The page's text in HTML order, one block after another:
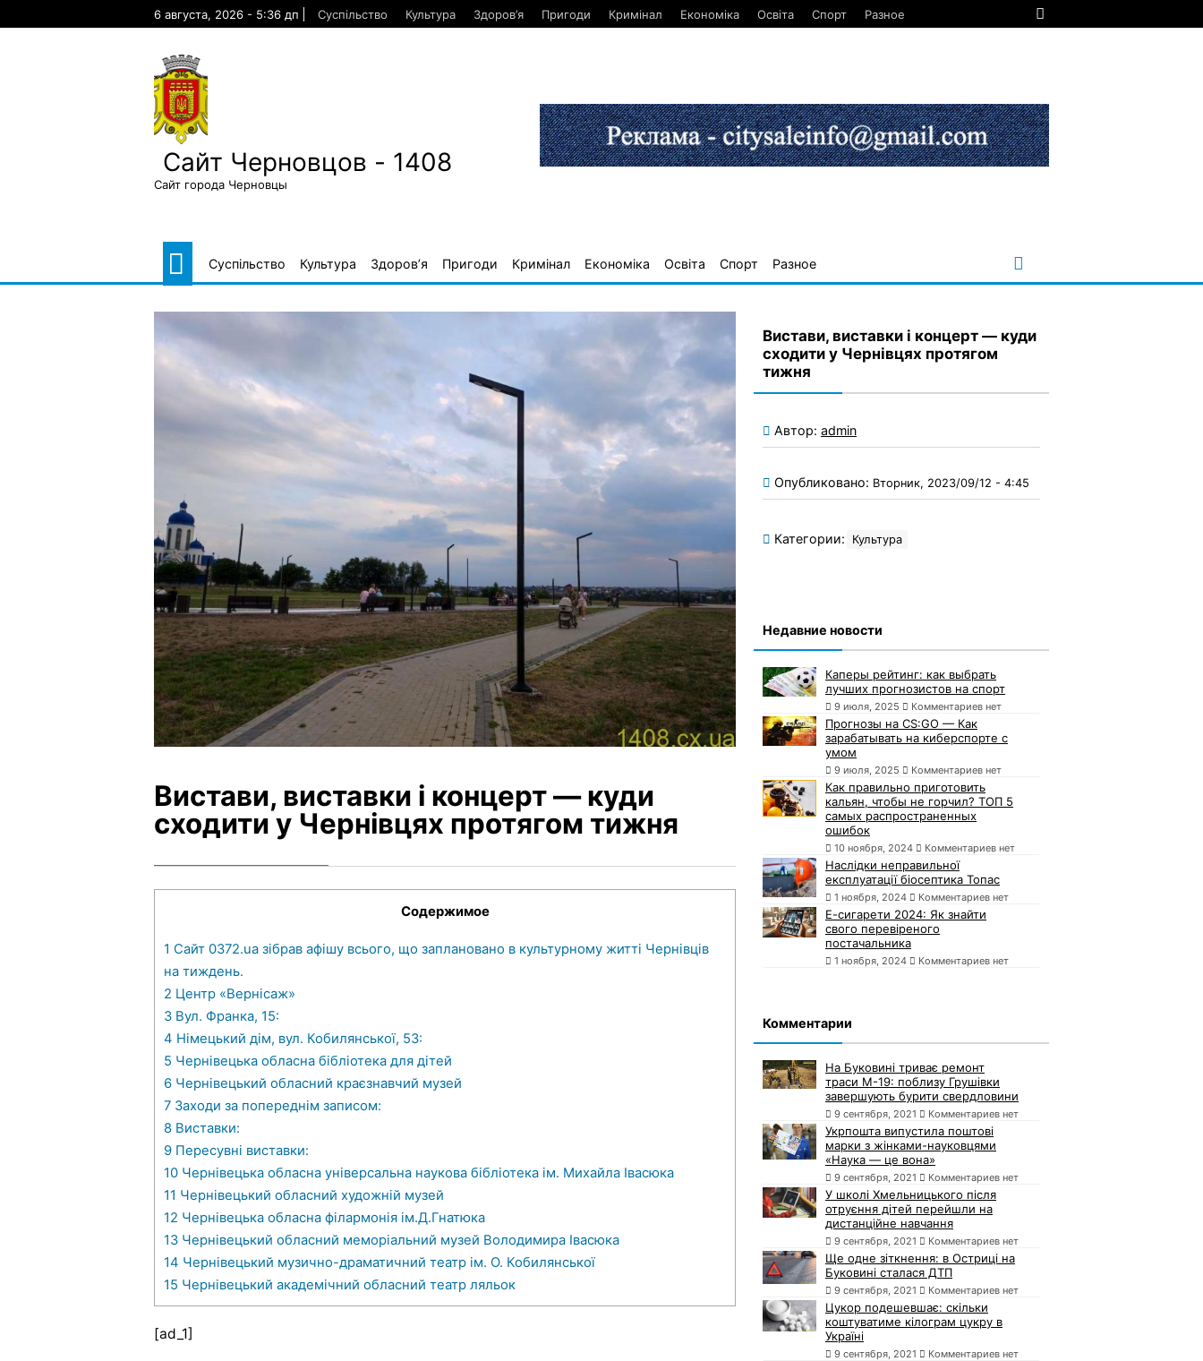
6 августа, 2026 - 5:36 дп Суспільство Культура Здоров’я Пригоди Кримінал Економіка Освіта Спорт Разное
Сайт Черновцов - 1408
Сайт города Черновцы
Суспільство Культура Здоров’я Пригоди Кримінал Економіка Освіта Спорт Разное
Вистави, виставки і концерт — куди
сходити у Чернівцях протягом тижня
Содержимое
1 Сайт 0372.ua зібрав афішу всього, що заплановано в культурному житті Чернівців
на тиждень.
2 Центр «Вернісаж»
3 Вул. Франка, 15:
4 Німецький дім, вул. Кобилянської, 53:
5 Чернівецька обласна бібліотека для дітей
6 Чернівецький обласний краєзнавчий музей
7 Заходи за попереднім записом:
8 Виставки:
9 Пересувні виставки:
10 Чернівецька обласна універсальна наукова бібліотека ім. Михайла Івасюка
11 Чернівецький обласний художній музей
12 Чернівецька обласна філармонія ім.Д.Гнатюка
13 Чернівецький обласний меморіальний музей Володимира Івасюка
14 Чернівецький музично-драматичний театр ім. О. Кобилянської
15 Чернівецький академічний обласний театр ляльок
[ad_1]
Вистави, виставки і концерт — куди
сходити у Чернівцях протягом
тижня
Автор: admin
Опубликовано: Вторник, 2023/09/12 - 4:45
Категории: Культура
Недавние новости
Каперы рейтинг: как выбрать
лучших прогнозистов на спорт
9 июля, 2025 Комментариев нет
Прогнозы на CS:GO — Как
зарабатывать на киберспорте с
умом
9 июля, 2025 Комментариев нет
Как правильно приготовить
кальян, чтобы не горчил? ТОП 5
самых распространенных
ошибок
10 ноября, 2024 Комментариев нет
Наслідки неправильної
експлуатації біосептика Топас
1 ноября, 2024 Комментариев нет
Е-сигарети 2024: Як знайти
свого перевіреного
постачальника
1 ноября, 2024 Комментариев нет
Комментарии
На Буковині триває ремонт
траси М-19: поблизу Грушівки
завершують бурити свердловини
9 сентября, 2021 Комментариев нет
Укрпошта випустила поштові
марки з жінками-науковцями
«Наука — це вона»
9 сентября, 2021 Комментариев нет
У школі Хмельницького після
отруєння дітей перейшли на
дистанційне навчання
9 сентября, 2021 Комментариев нет
Ще одне зіткнення: в Остриці на
Буковині сталася ДТП
9 сентября, 2021 Комментариев нет
Цукор подешевшає: скільки
коштуватиме кілограм цукру в
Україні
9 сентября, 2021 Комментариев нет